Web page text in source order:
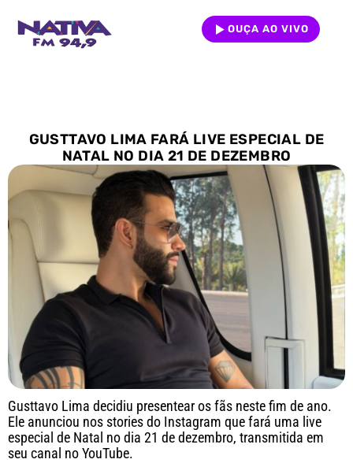
OUÇA AO VIVO
GUSTTAVO LIMA FARÁ LIVE ESPECIAL DE
NATAL NO DIA 21 DE DEZEMBRO
Gusttavo Lima decidiu presentear os fãs neste fim de ano.
Ele anunciou nos stories do Instagram que fará uma live
especial de Natal no dia 21 de dezembro, transmitida em
seu canal no YouTube.